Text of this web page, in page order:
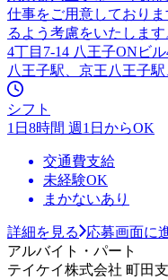
仕事をご用意しており
るよう考慮をいたしま
4丁目7-14 八王子ONビル
八王子駅、京王八王子
シフト
1日8時間 週1日からOK
交通費支給
未経験OK
まかないあり
詳細を見る
応募画面に
アルバイト・パート
テイケイ株式会社 町田